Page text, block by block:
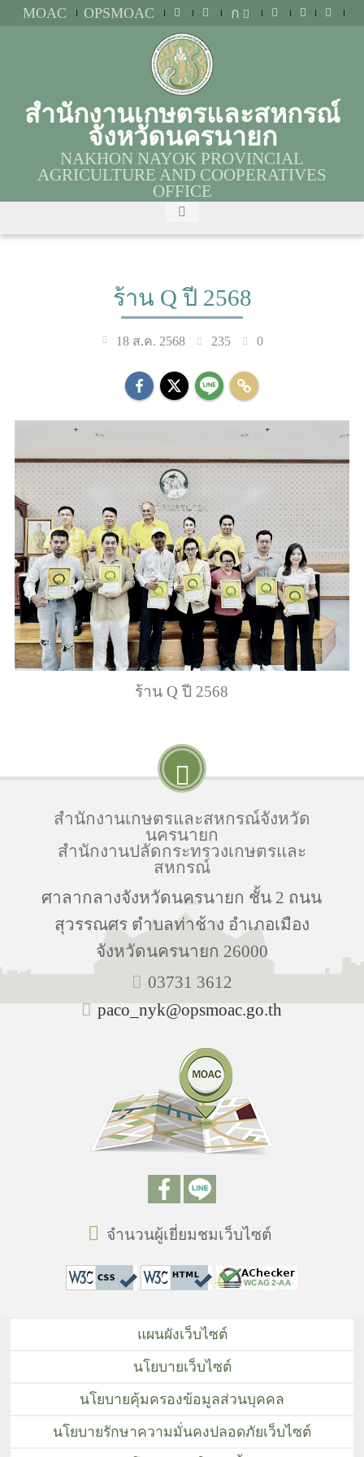
MOAC OPSMOAC ก
สำนักงานเกษตรและสหกรณ์
จังหวัดนครนายก
NAKHON NAYOK PROVINCIAL
AGRICULTURE AND COOPERATIVES
OFFICE
ร้าน Q ปี 2568
18 ส.ค. 2568 235 0
ร้าน Q ปี 2568
สำนักงานเกษตรและสหกรณ์จังหวัด
นครนายก
สำนักงานปลัดกระทรวงเกษตรและ
สหกรณ์
ศาลากลางจังหวัดนครนายก ชั้น 2 ถนน
สุวรรณศร ตำบลท่าช้าง อำเภอเมือง
จังหวัดนครนายก 26000
03731 3612
paco_nyk@opsmoac.go.th
จำนวนผู้เยี่ยมชมเว็บไซต์
แผนผังเว็บไซต์
นโยบายเว็บไซต์
นโยบายคุ้มครองข้อมูลส่วนบุคคล
นโยบายรักษาความมั่นคงปลอดภัยเว็บไซต์